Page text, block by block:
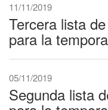
11/11/2019
Tercera lista
para la
05/11/2019
Segunda lista